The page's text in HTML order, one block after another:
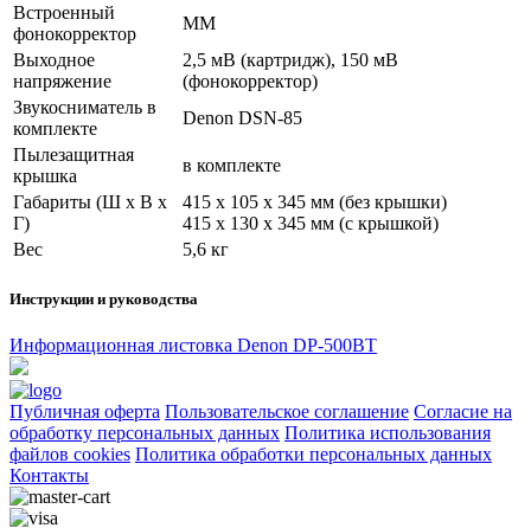
Встроенный
фонокорректор
MM
Выходное
напряжение
2,5 мВ (картридж), 150 мВ
(фонокорректор)
Звукосниматель в
комплекте
Denon DSN-85
Пылезащитная
крышка
в комплекте
Габариты (Ш х В х
Г)
415 х 105 х 345 мм (без крышки)
415 х 130 х 345 мм (с крышкой)
Вес
5,6 кг
Инструкции и руководства
Информационная листовка Denon DP-500BT
Публичная оферта Пользовательское соглашение Согласие на
обработку персональных данных Политика использования
файлов cookies Политика обработки персональных данных
Контакты